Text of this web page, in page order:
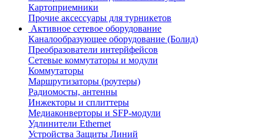
Картоприемники
Прочие аксессуары для турникетов
Активное сетевое оборудование
Каналообразующее оборудование (Болид)
Преобразователи интерйфейсов
Сетевые коммутаторы и модули
Коммутаторы
Маршрутизаторы (роутеры)
Радиомосты, антенны
Инжекторы и сплиттеры
Медиаконверторы и SFP-модули
Удлинители Ethernet
Устройства Защиты Линий